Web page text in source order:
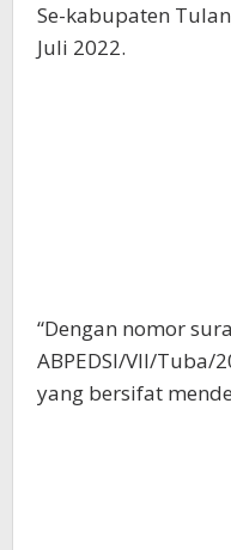
Se-kabupaten
Juli 2022.
“Dengan nomor
ABPEDSI/VII/Tuba/
yang bersifat